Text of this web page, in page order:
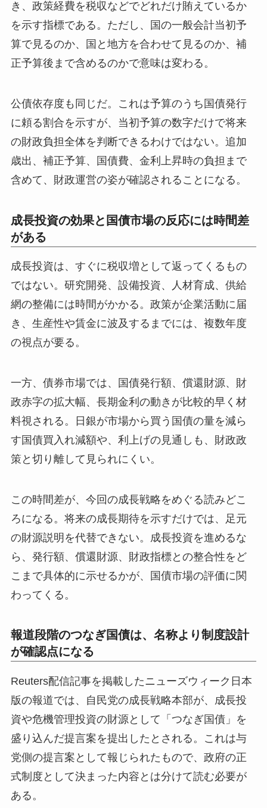
き、政策経費を税収などでどれだけ賄えているか
を示す指標である。ただし、国の一般会計当初予
算で見るのか、国と地方を合わせて見るのか、補
正予算後まで含めるのかで意味は変わる。
公債依存度も同じだ。これは予算のうち国債発行
に頼る割合を示すが、当初予算の数字だけで将来
の財政負担全体を判断できるわけではない。追加
歳出、補正予算、国債費、金利上昇時の負担まで
含めて、財政運営の姿が確認されることになる。
成長投資の効果と国債市場の反応には時間差
がある
成長投資は、すぐに税収増として返ってくるもの
ではない。研究開発、設備投資、人材育成、供給
網の整備には時間がかかる。政策が企業活動に届
き、生産性や賃金に波及するまでには、複数年度
の視点が要る。
一方、債券市場では、国債発行額、償還財源、財
政赤字の拡大幅、長期金利の動きが比較的早く材
料視される。日銀が市場から買う国債の量を減ら
す国債買入れ減額や、利上げの見通しも、財政政
策と切り離して見られにくい。
この時間差が、今回の成長戦略をめぐる読みどこ
ろになる。将来の成長期待を示すだけでは、足元
の財源説明を代替できない。成長投資を進めるな
ら、発行額、償還財源、財政指標との整合性をど
こまで具体的に示せるかが、国債市場の評価に関
わってくる。
報道段階のつなぎ国債は、名称より制度設計
が確認点になる
Reuters配信記事を掲載したニューズウィーク日本
版の報道では、自民党の成長戦略本部が、成長投
資や危機管理投資の財源として「つなぎ国債」を
盛り込んだ提言案を提出したとされる。これは与
党側の提言案として報じられたもので、政府の正
式制度として決まった内容とは分けて読む必要が
ある。